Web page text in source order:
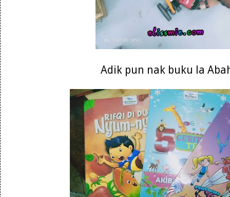
Adik pun nak buku la